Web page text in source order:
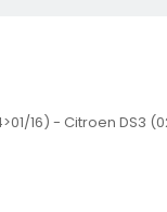
16) - Citroen DS3